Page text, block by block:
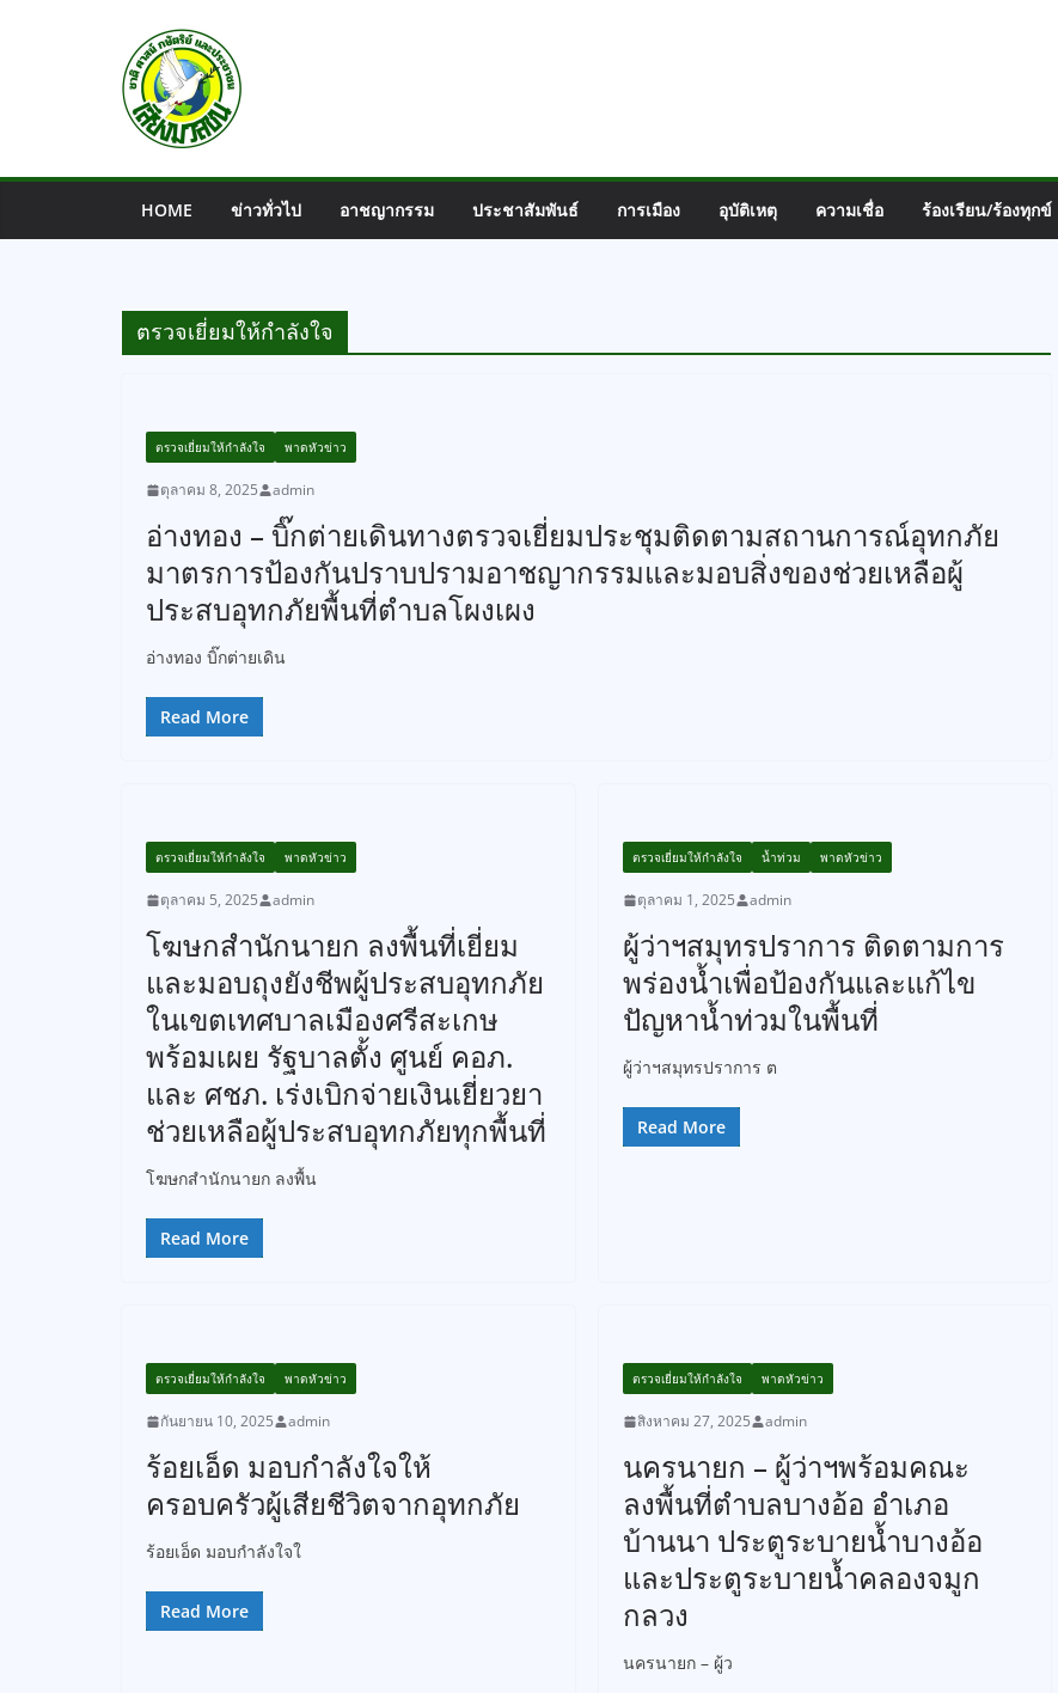
HOME ข่าวทั่วไป อาชญากรรม ประชาสัมพันธ์ การเมือง อุบัติเหตุ ความเชื่อ ร้องเรียน/ร้องทุกข์
ตรวจเยี่ยมให้กำลังใจ
ตรวจเยี่ยมให้กำลังใจ พาดหัวข่าว
ตุลาคม 8, 2025 admin
อ่างทอง – บิ๊กต่ายเดินทางตรวจเยี่ยมประชุมติดตามสถานการณ์อุทกภัย
มาตรการป้องกันปราบปรามอาชญากรรมและมอบสิ่งของช่วยเหลือผู้
ประสบอุทกภัยพื้นที่ตำบลโผงเผง
อ่างทอง บิ๊กต่ายเดิน
Read More
ตรวจเยี่ยมให้กำลังใจ พาดหัวข่าว
ตุลาคม 5, 2025 admin
โฆษกสำนักนายก ลงพื้นที่เยี่ยม
และมอบถุงยังชีพผู้ประสบอุทกภัย
ในเขตเทศบาลเมืองศรีสะเกษ
พร้อมเผย รัฐบาลตั้ง ศูนย์ คอภ.
และ ศชภ. เร่งเบิกจ่ายเงินเยี่ยวยา
ช่วยเหลือผู้ประสบอุทกภัยทุกพื้นที่
โฆษกสำนักนายก ลงพื้น
Read More
ตรวจเยี่ยมให้กำลังใจ น้ำท่วม พาดหัวข่าว
ตุลาคม 1, 2025 admin
ผู้ว่าฯสมุทรปราการ ติดตามการ
พร่องน้ำเพื่อป้องกันและแก้ไข
ปัญหาน้ำท่วมในพื้นที่
ผู้ว่าฯสมุทรปราการ ต
Read More
ตรวจเยี่ยมให้กำลังใจ พาดหัวข่าว
กันยายน 10, 2025 admin
ร้อยเอ็ด มอบกำลังใจให้
ครอบครัวผู้เสียชีวิตจากอุทกภัย
ร้อยเอ็ด มอบกำลังใจใ
Read More
ตรวจเยี่ยมให้กำลังใจ พาดหัวข่าว
สิงหาคม 27, 2025 admin
นครนายก – ผู้ว่าฯพร้อมคณะ
ลงพื้นที่ตำบลบางอ้อ อำเภอ
บ้านนา ประตูระบายน้ำบางอ้อ
และประตูระบายน้ำคลองจมูก
กลวง
นครนายก – ผู้ว